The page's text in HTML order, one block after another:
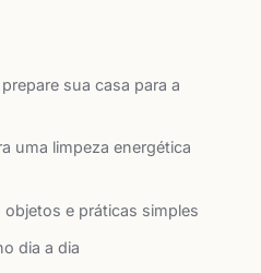
sua casa para a
uma limpeza energética
e práticas simples
dia a dia